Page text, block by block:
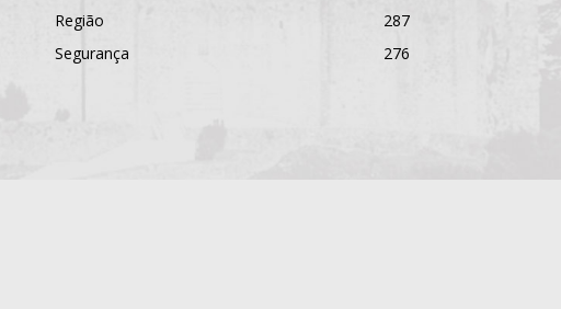
Região
287
Segurança
276